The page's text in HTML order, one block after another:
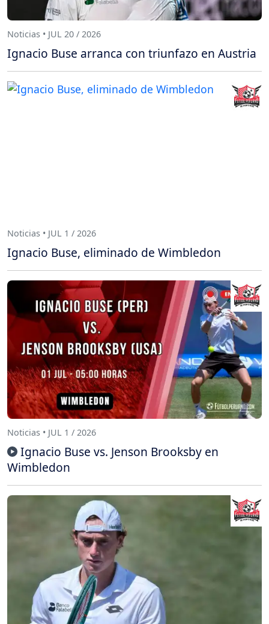
Noticias • JUL 20 / 2026
Ignacio Buse arranca con triunfazo en Austria
Noticias • JUL 1 / 2026
Ignacio Buse, eliminado de Wimbledon
Noticias • JUL 1 / 2026
Ignacio Buse vs. Jenson Brooksby en
Wimbledon